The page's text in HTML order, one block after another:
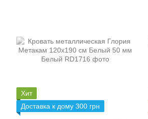
Хит
Доставка к дому 300 грн